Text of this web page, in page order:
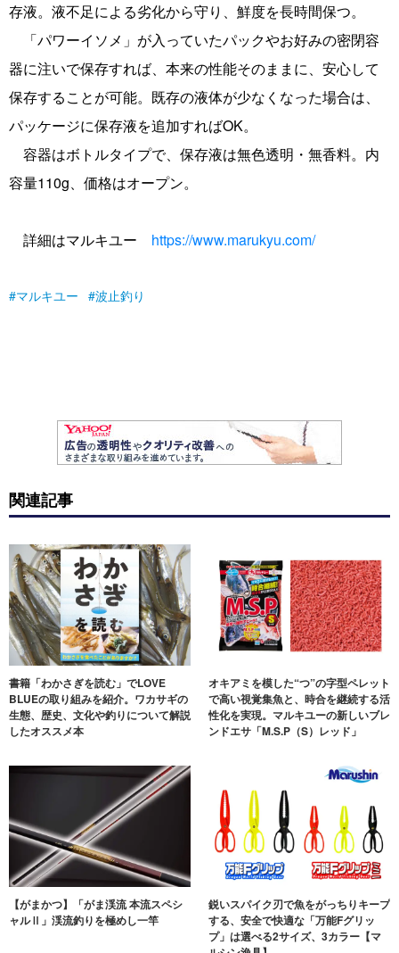
存液。液不足による劣化から守り、鮮度を長時間保つ。
「パワーイソメ」が入っていたパックやお好みの密閉容
器に注いで保存すれば、本来の性能そのままに、安心して
保存することが可能。既存の液体が少なくなった場合は、
パッケージに保存液を追加すればOK。
容器はボトルタイプで、保存液は無色透明・無香料。内
容量110g、価格はオープン。
詳細はマルキユー https://www.marukyu.com/
マルキユー 波止釣り
関連記事
書籍「わかさぎを読む」でLOVE
BLUEの取り組みを紹介。ワカサギの
生態、歴史、文化や釣りについて解説
したオススメ本
オキアミを模した“つ”の字型ペレット
で高い視覚集魚と、時合を継続する活
性化を実現。マルキユーの新しいブレ
ンドエサ「M.S.P（S）レッド」
【がまかつ】「がま渓流 本流スペシ
ャルⅡ」渓流釣りを極めし一竿
鋭いスパイク刃で魚をがっちりキープ
する、安全で快適な「万能Fグリッ
プ」は選べる2サイズ、3カラー【マ